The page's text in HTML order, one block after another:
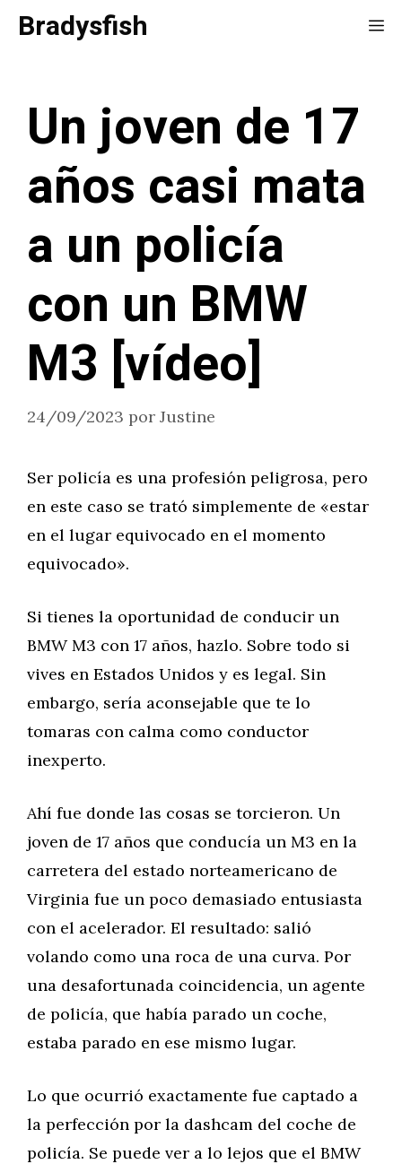
SaltarBradysfish
Un joven de 17
años casi mata
a un policía
con un BMW
M3 [vídeo]
24/09/2023 por Justine
Ser policía es una profesión peligrosa, pero
en este caso se trató simplemente de «estar
en el lugar equivocado en el momento
equivocado».
Si tienes la oportunidad de conducir un
BMW M3 con 17 años, hazlo. Sobre todo si
vives en Estados Unidos y es legal. Sin
embargo, sería aconsejable que te lo
tomaras con calma como conductor
inexperto.
Ahí fue donde las cosas se torcieron. Un
joven de 17 años que conducía un M3 en la
carretera del estado norteamericano de
Virginia fue un poco demasiado entusiasta
con el acelerador. El resultado: salió
volando como una roca de una curva. Por
una desafortunada coincidencia, un agente
de policía, que había parado un coche,
estaba parado en ese mismo lugar.
Lo que ocurrió exactamente fue captado a
la perfección por la dashcam del coche de
policía. Se puede ver a lo lejos que el BMW